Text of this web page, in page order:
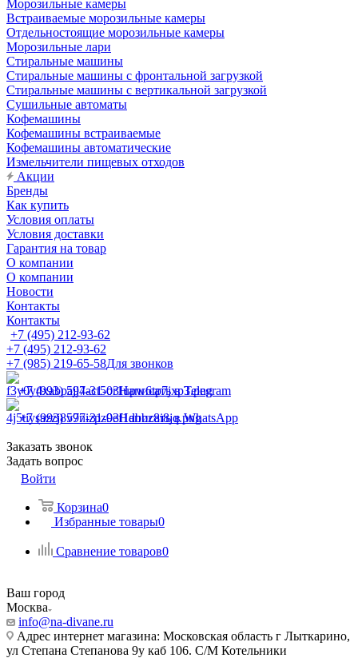
Морозильные камеры
Встраиваемые морозильные камеры
Отдельностоящие морозильные камеры
Морозильные лари
Стиральные машины
Стиральные машины с фронтальной загрузкой
Стиральные машины с вертикальной загрузкой
Сушильные автоматы
Кофемашины
Кофемашины встраиваемые
Кофемашины автоматические
Измельчители пищевых отходов
Акции
Бренды
Как купить
Условия оплаты
Условия доставки
Гарантия на товар
О компании
О компании
Новости
Контакты
Контакты
+7 (495) 212-93-62
+7 (495) 212-93-62
+7 (985) 219-65-58Для звонков
+7 (993) 597-31-03Написать в Telegram
+7 (993) 597-31-03Написать в WhatsApp
Заказать звонок
Задать вопрос
Войти
Корзина0
Избранные товары0
Сравнение товаров0
Ваш город
Москва
info@na-divane.ru
Адрес интернет магазина: Московская область г Лыткарино,
ул Степана Степанова 9у каб 106. С/М Котельники